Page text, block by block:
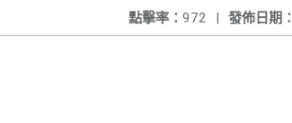
發佈日期：
點擊率： 972 |